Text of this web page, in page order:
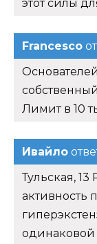
этот силы
Francesco
Лимит в 10
Ивайло
Тульская,
активность
одинаковой